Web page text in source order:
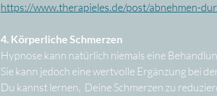
https://www.therapieles.de/post/abnehmen-
4. Körperliche Schmerzen
Hypnose kann natürlich niemals eine
Sie kann jedoch eine wertvolle Ergänzung bei
Du kannst lernen,  Deine Schmerzen zu